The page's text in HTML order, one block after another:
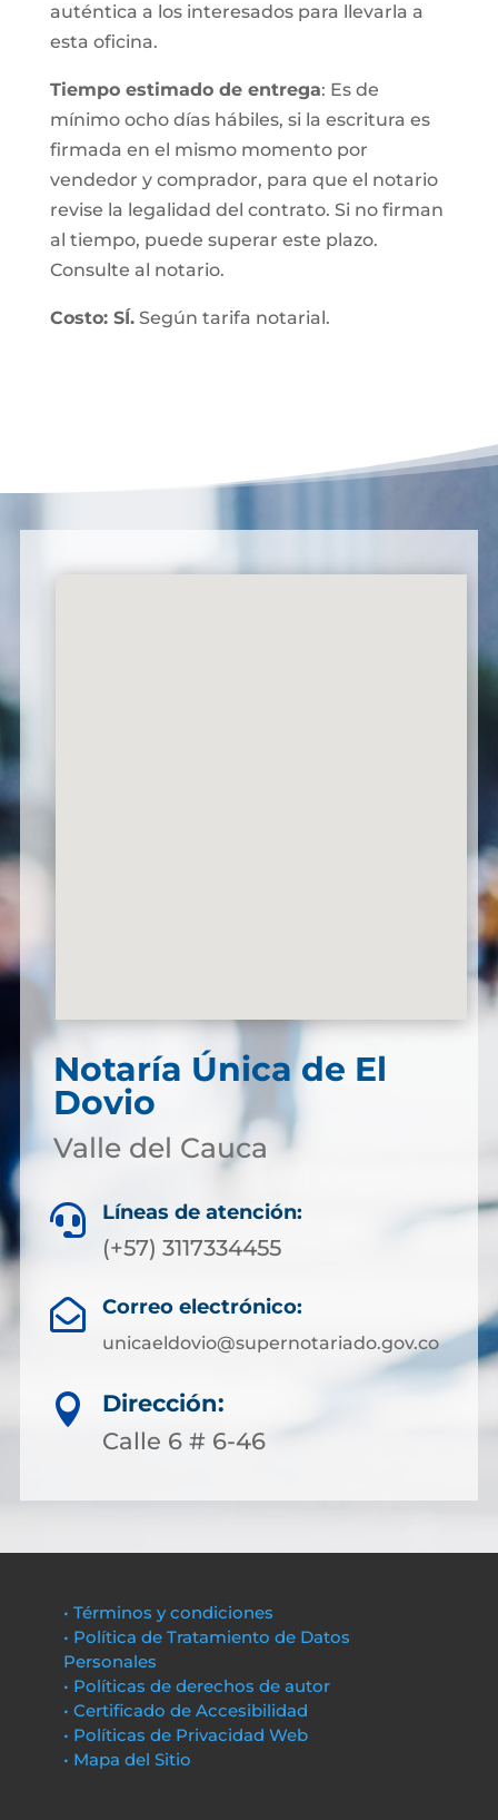
auténtica a los interesados para llevarla a
esta oficina.
Tiempo estimado de entrega: Es de
mínimo ocho días hábiles, si la escritura es
firmada en el mismo momento por
vendedor y comprador, para que el notario
revise la legalidad del contrato. Si no firman
al tiempo, puede superar este plazo.
Consulte al notario.
Costo: SÍ.Según tarifa notarial.
Notaría Única de El
Dovio
Valle del Cauca
 Líneas de atención:
(+57) 3117334455
 Correo electrónico:
unicaeldovio@supernotariado.gov.co

Dirección:
Calle 6 # 6-46
• Términos y condiciones
• Política de Tratamiento de Datos
Personales
• Políticas de derechos de autor
• Certificado de Accesibilidad
• Políticas de Privacidad Web
• Mapa del Sitio